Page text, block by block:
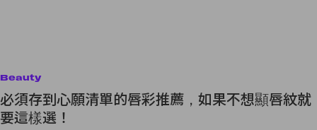
Beauty
必須存到心願清單的唇彩推薦，如果不想顯唇紋就
要這樣選！